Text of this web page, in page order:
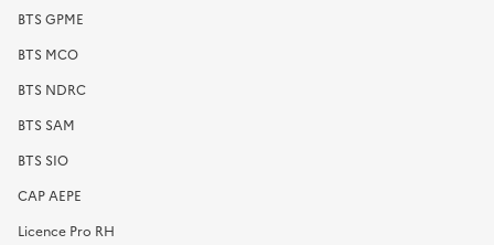
BTS GPME
BTS MCO
BTS NDRC
BTS SAM
BTS SIO
CAP AEPE
Licence Pro RH